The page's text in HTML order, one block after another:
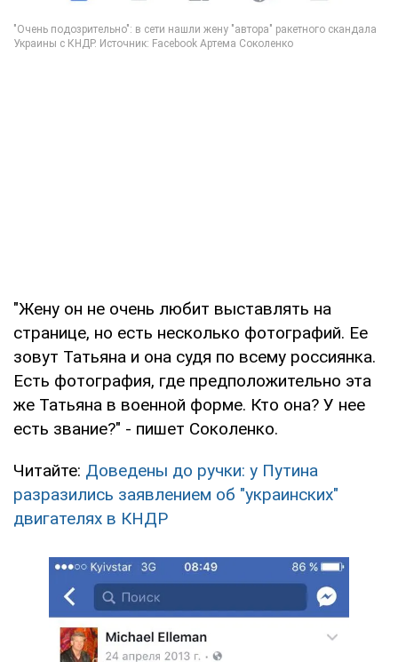
"Жену он не очень любит выставлять на
странице, но есть несколько фотографий. Ее
зовут Татьяна и она судя по всему россиянка.
Есть фотография, где предположительно эта
же Татьяна в военной форме. Кто она? У нее
есть звание?" - пишет Соколенко.
Читайте: Доведены до ручки: у Путина
разразились заявлением об "украинских"
двигателях в КНДР